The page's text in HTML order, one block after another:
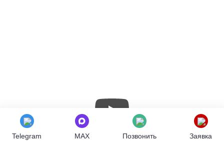
Telegram MAX Позвонить Заявка